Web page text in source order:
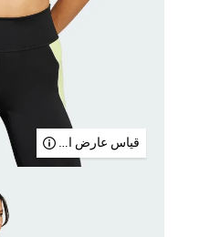
قياس عارض الأزياء